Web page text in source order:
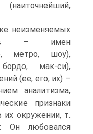
неизменяемых
– имен
метро, шоу),
мак-си),
(ее, его, их) –
аналитизма,
признаки
окружении, т.
Он любовался